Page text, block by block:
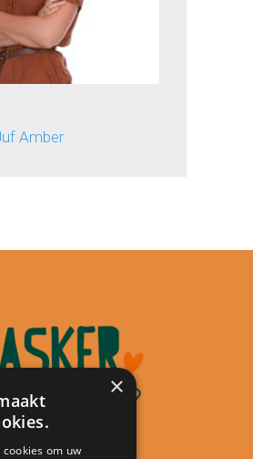
Amber
×
om uw